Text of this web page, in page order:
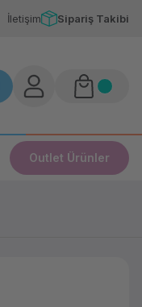
İletişim Sipariş Takibi
Outlet Ürünler